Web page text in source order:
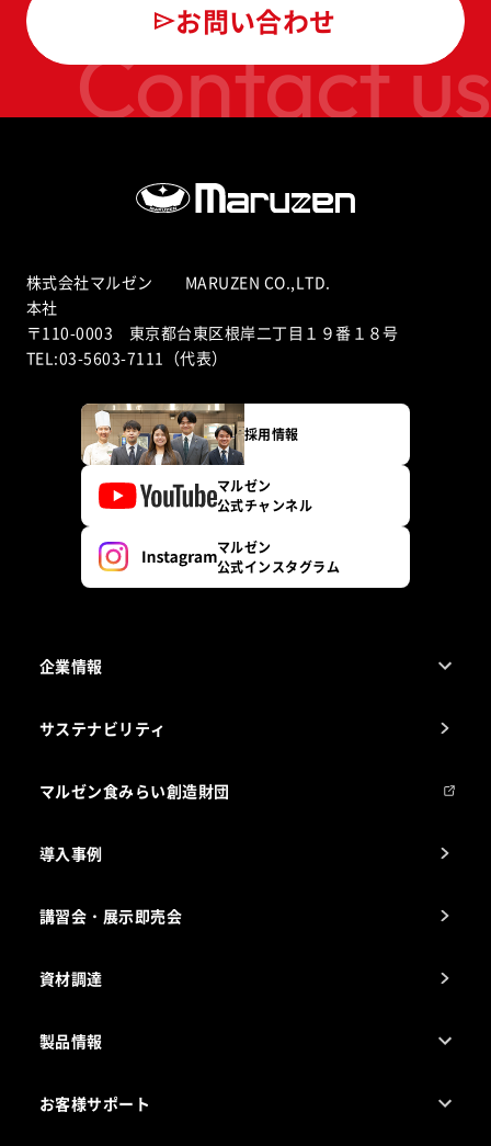
Contact us
お問い合わせ
株式会社マルゼン MARUZEN CO.,LTD.
本社
〒110-0003 東京都台東区根岸二丁目１９番１８号
TEL:03-5603-7111（代表）
採用情報
マルゼン
公式チャンネル
マルゼン
公式インスタグラム
企業情報
会社組織
製品の開発
事業所一覧
サステナビリティ
マルゼン食みらい創造財団
導入事例
講習会・展示即売会
資材調達
製品情報
お客様サポート